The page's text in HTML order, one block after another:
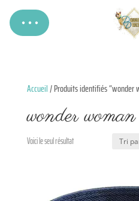
Accueil/ Produits identifiés “wonder
wonder woman
Voici le seul résultat